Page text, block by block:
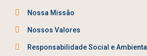
Nossa Missão
Nossos Valores
Responsabilidade Social e Ambiental